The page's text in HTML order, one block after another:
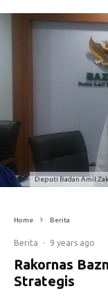
Deputi Badan Amil
Home Berita
Berita · 9 years ago
Rakornas
Strategis